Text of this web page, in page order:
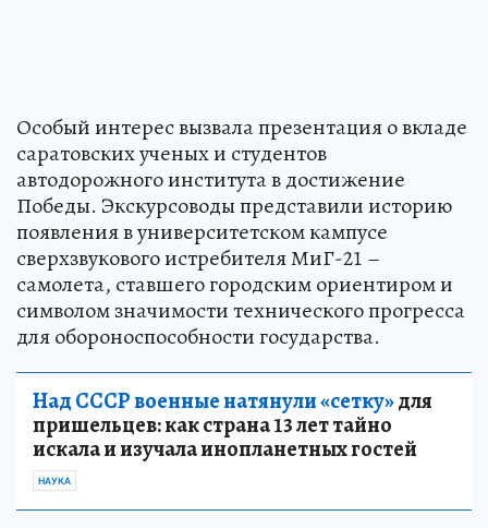
Особый интерес вызвала презентация о вкладе
саратовских ученых и студентов
автодорожного института в достижение
Победы. Экскурсоводы представили историю
появления в университетском кампусе
сверхзвукового истребителя МиГ-21 –
самолета, ставшего городским ориентиром и
символом значимости технического прогресса
для обороноспособности государства.
Над СССР военные натянули «сетку»для
пришельцев: как страна 13 лет тайно
искала и изучала инопланетных гостей
НАУКА